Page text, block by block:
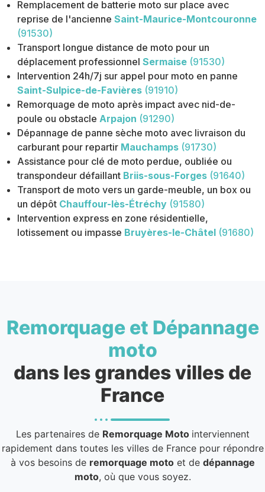
Remplacement de batterie moto sur place avec
reprise de l'ancienne Saint-Maurice-Montcouronne
(91530)
Transport longue distance de moto pour un
déplacement professionnel Sermaise (91530)
Intervention 24h/7j sur appel pour moto en panne
Saint-Sulpice-de-Favières (91910)
Remorquage de moto après impact avec nid-de-
poule ou obstacle Arpajon (91290)
Dépannage de panne sèche moto avec livraison du
carburant pour repartir Mauchamps (91730)
Assistance pour clé de moto perdue, oubliée ou
transpondeur défaillant Briis-sous-Forges (91640)
Transport de moto vers un garde-meuble, un box ou
un dépôt Chauffour-lès-Étréchy (91580)
Intervention express en zone résidentielle,
lotissement ou impasse Bruyères-le-Châtel (91680)
Remorquage et Dépannage
moto
dans les grandes villes de
France
Les partenaires de Remorquage Moto interviennent
rapidement dans toutes les villes de France pour répondre
à vos besoins de remorquage motoet de dépannage
moto, où que vous soyez.